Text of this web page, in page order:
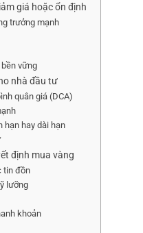
giá hoặc ổn định
trưởng mạnh
vững
nhà đầu tư
quân giá (DCA)
hạn hay dài hạn
định mua vàng
tin đồn
lưỡng
khoản